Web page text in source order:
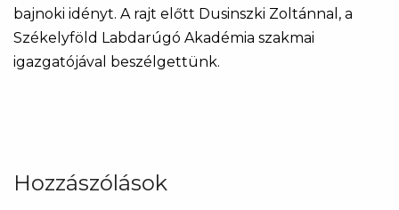
bajnoki idényt. A rajt előtt Dusinszki Zoltánnal, a
Székelyföld Labdarúgó Akadémia szakmai
igazgatójával beszélgettünk.
Hozzászólások